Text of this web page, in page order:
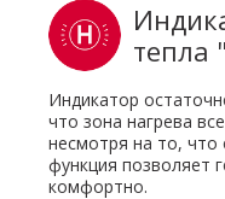
тепла
Индикатор
что зона нагрева
несмотря на то,
функция позволяет
комфортно.